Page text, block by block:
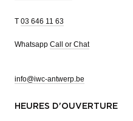
T 03 646 11 63
Whatsapp Call or Chat
info@iwc-antwerp.be
HEURES D'OUVERTURE